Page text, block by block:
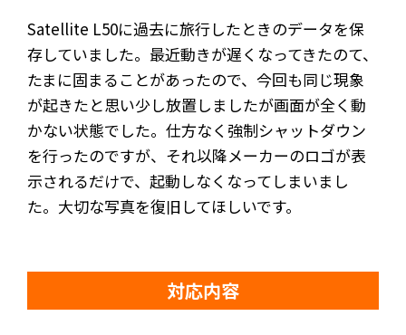
Satellite L50に過去に旅行したときのデータを保
存していました。最近動きが遅くなってきたのて、
たまに固まることがあったので、今回も同じ現象
が起きたと思い少し放置しましたが画面が全く動
かない状態でした。仕方なく強制シャットダウン
を行ったのですが、それ以降メーカーのロゴが表
示されるだけで、起動しなくなってしまいまし
た。大切な写真を復旧してほしいです。
対応内容